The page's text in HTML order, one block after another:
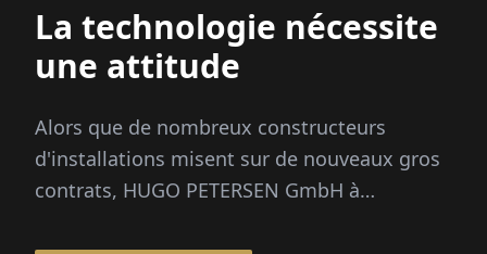
La technologie nécessite
une attitude
Alors que de nombreux constructeurs
d'installations misent sur de nouveaux gros
contrats, HUGO PETERSEN GmbH à